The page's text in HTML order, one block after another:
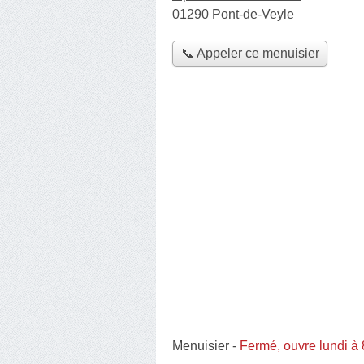
01290 Pont-de-Veyle
📞 Appeler ce menuisier
Menuisier - Fermé, ouvre lundi à